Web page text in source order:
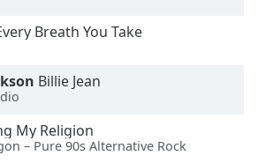
Breath You Take
Billie Jean
My Religion
– Pure 90s Alternative Rock